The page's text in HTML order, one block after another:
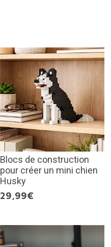
Blocs de construction
pour créer un mini chien
Husky
29,99€